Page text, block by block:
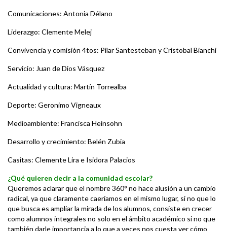
Comunicaciones: Antonia Délano
Liderazgo: Clemente Melej
Convivencia y comisión 4tos: Pilar Santesteban y Cristobal Bianchi
Servicio: Juan de Dios Vásquez
Actualidad y cultura: Martín Torrealba
Deporte: Geronimo Vigneaux
Medioambiente: Francisca Heinsohn
Desarrollo y crecimiento: Belén Zubia
Casitas: Clemente Lira e Isidora Palacios
¿Qué quieren decir a la comunidad escolar?
Queremos aclarar que el nombre 360° no hace alusión a un cambio
radical, ya que claramente caeríamos en el mismo lugar, si no que lo
que busca es ampliar la mirada de los alumnos, consiste en crecer
como alumnos integrales no solo en el ámbito académico si no que
también darle importancia a lo que a veces nos cuesta ver cómo